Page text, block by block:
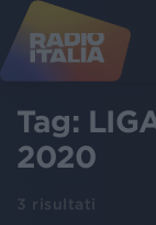
Tag:
2020
3 risultati